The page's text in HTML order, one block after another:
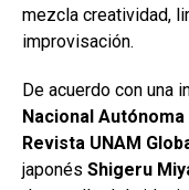
mezcla creatividad,
improvisación.
De acuerdo con una
Nacional
Revista UNAM
japonés Shigeru